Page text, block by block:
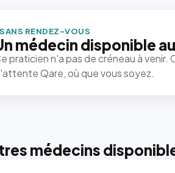
SANS RENDEZ-VOUS
médecin disponible
praticien n'a pas de créneau à
Qare, où que vous soyez.
médecins
par
1:1
est